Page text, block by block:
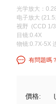
光学放大：
电子放大
视野 (CCD 1/
目镜:0.4X
物镜:0.7X-5X
有問題嗎？
價格: